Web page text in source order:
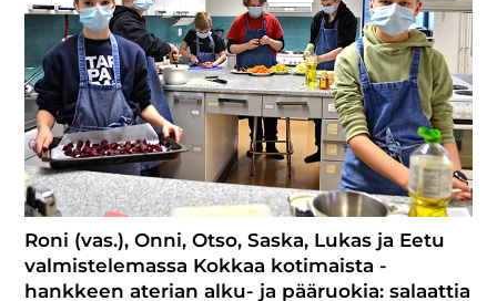
Roni (vas.), Onni, Otso, Saska, Lukas ja Eetu
valmistelemassa Kokkaa kotimaista -
hankkeen aterian alku- ja pääruokia: salaattia